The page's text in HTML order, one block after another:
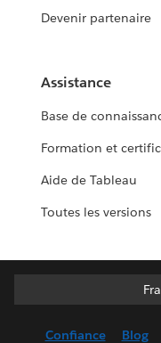
Devenir partenaire
Assistance
Base de
Formation et
Aide de Tableau
Toutes les versions
Confiance Blog